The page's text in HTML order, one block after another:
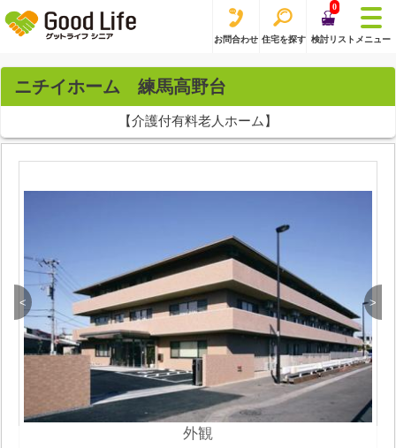
お問合わせ 住宅を探す
0
検討リスト メニュー
ニチイホーム 練馬高野台
【介護付有料老人ホーム】
<
外観
>